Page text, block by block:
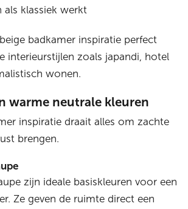
klassiek werkt
badkamer inspiratie perfect
interieurstijlen zoals japandi, hotel
wonen.
warme neutrale kleuren
inspiratie draait alles om zachte
brengen.
zijn ideale basiskleuren voor een
Ze geven de ruimte direct een